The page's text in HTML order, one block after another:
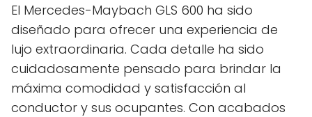
El Mercedes-Maybach GLS 600 ha sido
diseñado para ofrecer una experiencia de
lujo extraordinaria. Cada detalle ha sido
cuidadosamente pensado para brindar la
máxima comodidad y satisfacción al
conductor y sus ocupantes. Con acabados